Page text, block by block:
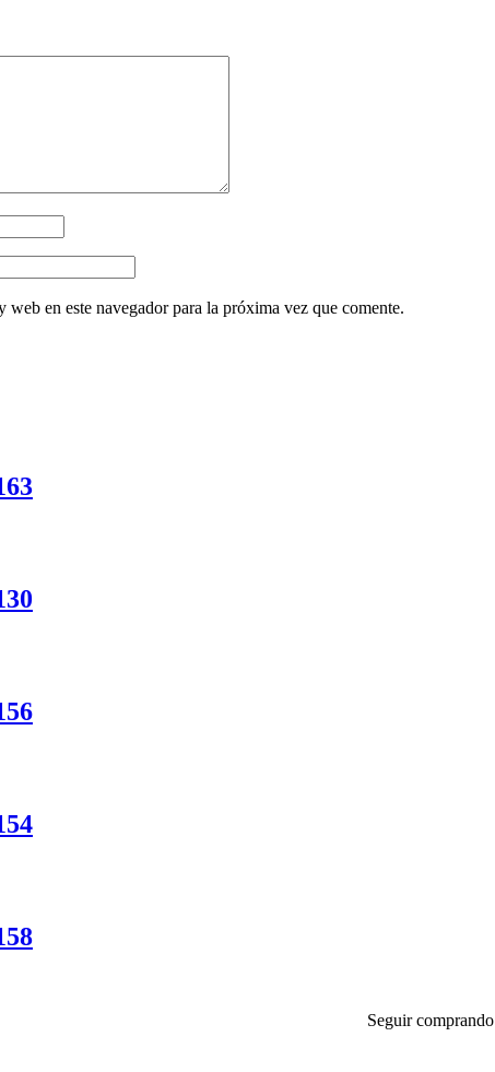
en este navegador para la próxima vez que comente.
Seguir comprando